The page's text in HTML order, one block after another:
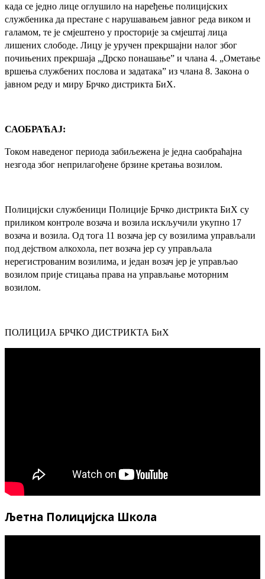
када се једно лице оглушило на наређење полицијских
службеника да престане с нарушавањем јавног реда виком и
галамом, те је смјештено у просторије за смјештај лица
лишених слободе. Лицу је уручен прекршајни налог због
почињених прекршаја „Дрско понашање” и члана 4. „Ометање
вршења службених послова и задатака” из члана 8. Закона о
јавном реду и миру Брчко дистрикта БиХ.
САОБРАЋАЈ:
Током наведеног периода забиљежена је једна саобраћајна
незгода због неприлагођене брзине кретања возилом.
Полицијски службеници Полиције Брчко дистрикта БиХ су
приликом контроле возача и возила искључили укупно 17
возача и возила. Од тога 11 возача јер су возилима управљали
под дејством алкохола, пет возача јер су управљала
нерегистрованим возилима, и један возач јер је управљао
возилом прије стицања права на управљање моторним
возилом.
ПОЛИЦИЈА БРЧКО ДИСТРИКТА БиХ
Љетна Полицијска Школа